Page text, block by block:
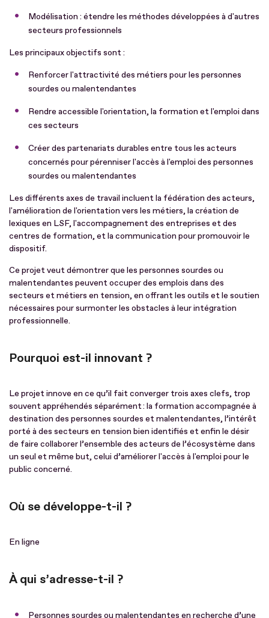
Modélisation : étendre les méthodes développées à d'autres
secteurs professionnels
Les principaux objectifs sont :
Renforcer l'attractivité des métiers pour les personnes
sourdes ou malentendantes
Rendre accessible l'orientation, la formation et l'emploi dans
ces secteurs
Créer des partenariats durables entre tous les acteurs
concernés pour pérenniser l'accès à l'emploi des personnes
sourdes ou malentendantes
Les différents axes de travail incluent la fédération des acteurs,
l'amélioration de l'orientation vers les métiers, la création de
lexiques en LSF, l'accompagnement des entreprises et des
centres de formation, et la communication pour promouvoir le
dispositif.
Ce projet veut démontrer que les personnes sourdes ou
malentendantes peuvent occuper des emplois dans des
secteurs et métiers en tension, en offrant les outils et le soutien
nécessaires pour surmonter les obstacles à leur intégration
professionnelle.
Pourquoi est-il innovant ?
Le projet innove en ce qu’il fait converger trois axes clefs, trop
souvent appréhendés séparément : la formation accompagnée à
destination des personnes sourdes et malentendantes, l’intérêt
porté à des secteurs en tension bien identifiés et enfin le désir
de faire collaborer l’ensemble des acteurs de l’écosystème dans
un seul et même but, celui d’améliorer l'accès à l'emploi pour le
public concerné.
Où se développe-t-il ?
En ligne
À qui s’adresse-t-il ?
Personnes sourdes ou malentendantes en recherche d’une